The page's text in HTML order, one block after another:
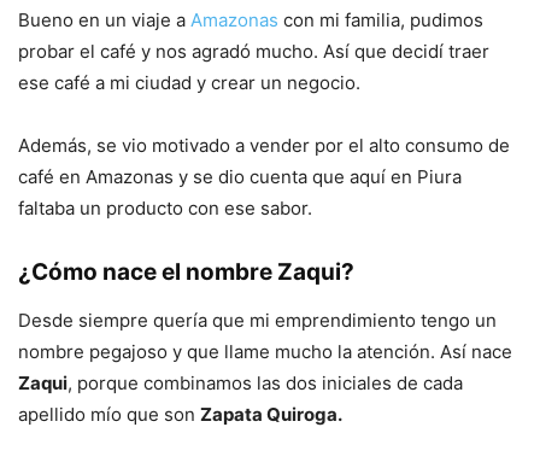
Bueno en un viaje a Amazonas con mi familia, pudimos
probar el café y nos agradó mucho. Así que decidí traer
ese café a mi ciudad y crear un negocio.
Además, se vio motivado a vender por el alto consumo de
café en Amazonas y se dio cuenta que aquí en Piura
faltaba un producto con ese sabor.
¿Cómo nace el nombre Zaqui?
Desde siempre quería que mi emprendimiento tengo un
nombre pegajoso y que llame mucho la atención. Así nace
Zaqui, porque combinamos las dos iniciales de cada
apellido mío que son Zapata Quiroga.